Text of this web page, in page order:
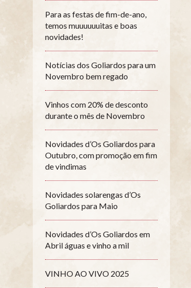
Para as festas de fim-de-ano,
temos muuuuuuitas e boas
novidades!
Notícias dos Goliardos para um
Novembro bem regado
Vinhos com 20% de desconto
durante o mês de Novembro
Novidades d’Os Goliardos para
Outubro, com promoção em fim
de vindimas
Novidades solarengas d’Os
Goliardos para Maio
Novidades d’Os Goliardos em
Abril águas e vinho a mil
VINHO AO VIVO 2025